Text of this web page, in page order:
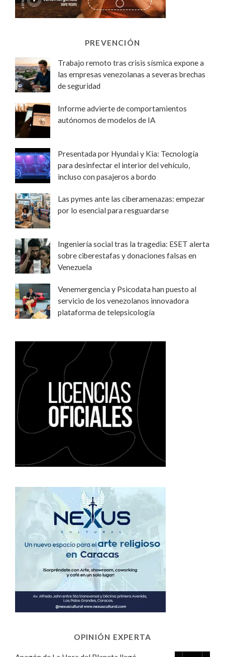
PREVENCIÓN
Trabajo remoto tras crisis sísmica expone a
las empresas venezolanas a severas brechas
de seguridad
Informe advierte de comportamientos
autónomos de modelos de IA
Presentada por Hyundai y Kia: Tecnología
para desinfectar el interior del vehículo,
incluso con pasajeros a bordo
Las pymes ante las ciberamenazas: empezar
por lo esencial para resguardarse
Ingeniería social tras la tragedia: ESET alerta
sobre ciberestafas y donaciones falsas en
Venezuela
Venemergencia y Psicodata han puesto al
servicio de los venezolanos innovadora
plataforma de telepsicología
OPINIÓN EXPERTA